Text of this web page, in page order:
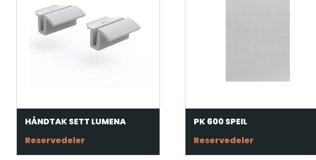
HÅNDTAK SETT LUMENA
Reservedeler
PK 600 SPEIL
Reservedeler